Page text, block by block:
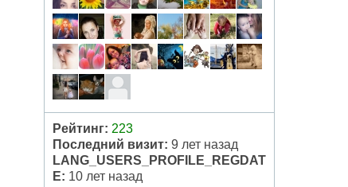
Рейтинг: 223
Последний визит: 9 лет назад
LANG_USERS_PROFILE_REGDAT
E: 10 лет назад